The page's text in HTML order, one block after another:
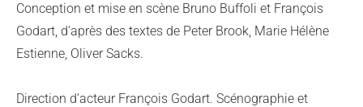
Conception et mise en scène Bruno Buffoli et François
Godart, d’après des textes de Peter Brook, Marie Hélène
Estienne, Oliver Sacks.
Direction d’acteur François Godart. Scénographie et